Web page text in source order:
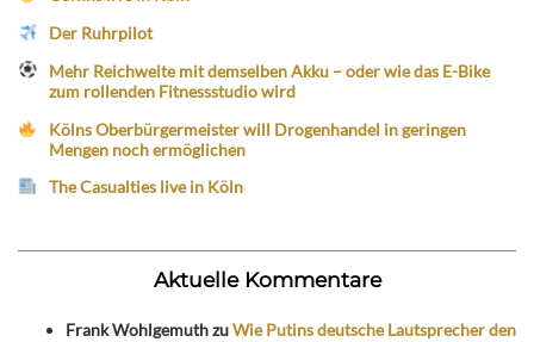
Der Ruhrpilot
Mehr Reichweite mit demselben Akku – oder wie das E-Bike
zum rollenden Fitnessstudio wird
Kölns Oberbürgermeister will Drogenhandel in geringen
Mengen noch ermöglichen
The Casualties live in Köln
Aktuelle Kommentare
Frank WohlgemuthzuWie Putins deutsche Lautsprecher den